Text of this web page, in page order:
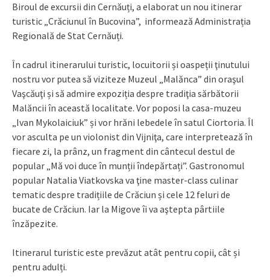
Biroul de excursii din Cernăuți, a elaborat un nou itinerar
turistic „Crăciunul în Bucovina”, informează Administrația
Regională de Stat Cernăuți.
În cadrul itinerarului turistic, locuitorii și oaspeții ţinutului
nostru vor putea să viziteze Muzeul „Malănca” din oraşul
Vaşcăuţi și să admire expoziția despre tradiţia sărbătorii
Malăncii în această localitate. Vor poposi la casa-muzeu
„Ivan Mykolaiciuk” și vor hrăni lebedele în satul Ciortoria. Îl
vor asculta pe un violonist din Vijniţa, care interpretează în
fiecare zi, la prânz, un fragment din cântecul destul de
popular „Mă voi duce în munții îndepărtați”. Gastronomul
popular Natalia Viatkovska va ţine master-class culinar
tematic despre tradițiile de Crăciun și cele 12 feluri de
bucate de Crăciun. Iar la Migove îi va aştepta pârtiile
înzăpezite.
Itinerarul turistic este prevăzut atât pentru copii, cât și
pentru adulți.